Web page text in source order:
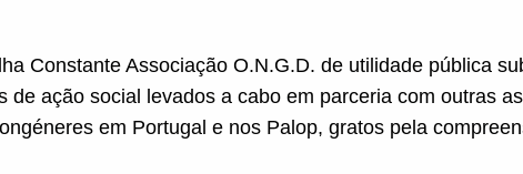
Constante Associação O.N.G.D. de utilidade pública
de ação social levados a cabo em parceria com outras
em Portugal e nos Palop, gratos pela